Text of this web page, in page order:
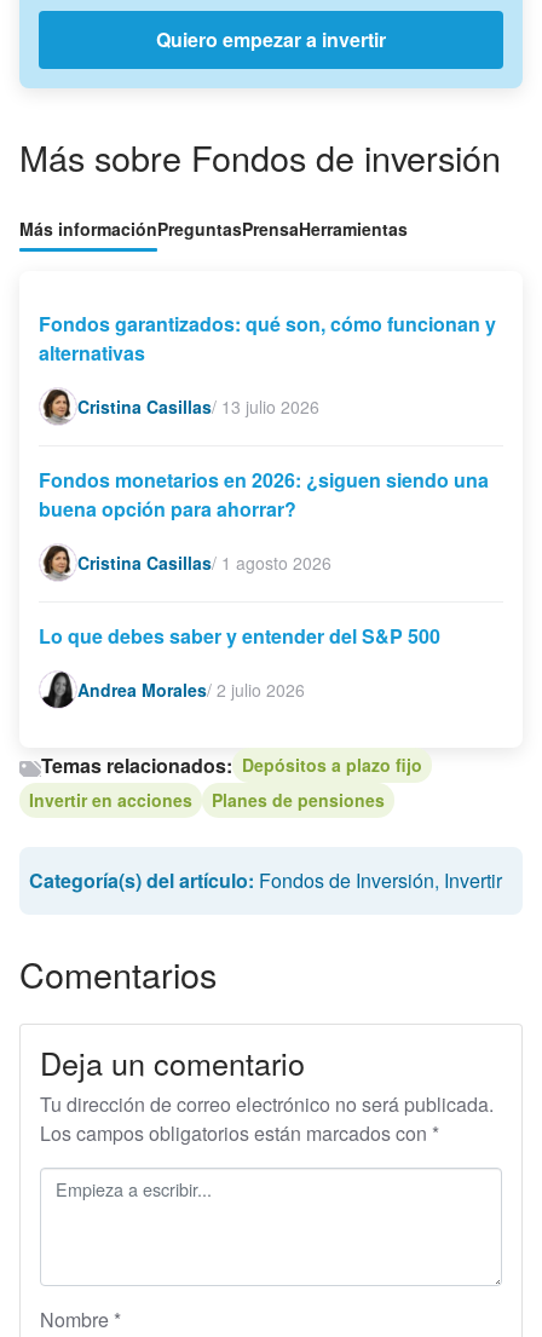
Quiero empezar a invertir
Más sobre Fondos de inversión
Más informaciónPreguntasPrensaHerramientas
Fondos garantizados: qué son, cómo funcionan y
alternativas
Cristina Casillas/ 13 julio 2026
Fondos monetarios en 2026: ¿siguen siendo una
buena opción para ahorrar?
Cristina Casillas/ 1 agosto 2026
Lo que debes saber y entender del S&P 500
Andrea Morales/ 2 julio 2026
Temas relacionados: Depósitos a plazo fijo
Invertir en acciones
Planes de pensiones
Categoría(s) del artículo: Fondos de Inversión, Invertir
Comentarios
Deja un comentario
Tu dirección de correo electrónico no será publicada.
Los campos obligatorios están marcados con *
Nombre *